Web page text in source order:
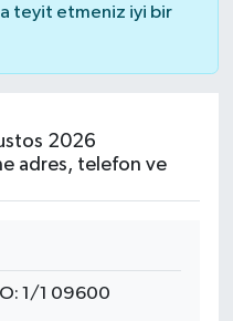
teyit etmeniz iyi bir
2026
adres, telefon ve
1/1 09600